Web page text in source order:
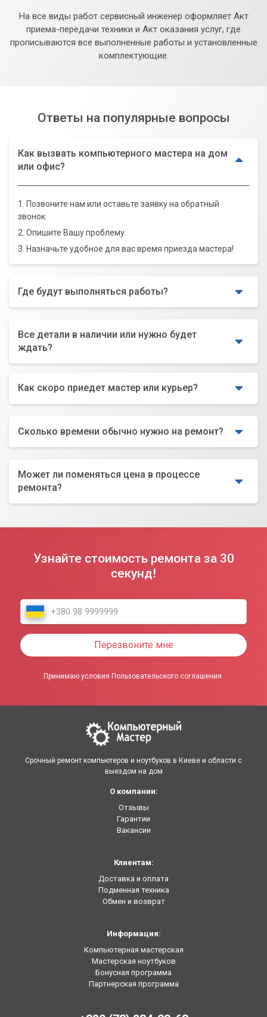
На все виды работ сервисный инженер оформляет Акт
приема-передачи техники и Акт оказания услуг, где
прописываются все выполненные работы и установленные
комплектующие.
Ответы на популярные вопросы
Как вызвать компьютерного мастера на дом
или офис?
1. Позвоните нам или оставьте заявку на обратный
звонок.
2. Опишите Вашу проблему.
3. Назначьте удобное для вас время приезда мастера!
Где будут выполняться работы?
Все детали в наличии или нужно будет
ждать?
Как скоро приедет мастер или курьер?
Сколько времени обычно нужно на ремонт?
Может ли поменяться цена в процессе
ремонта?
Узнайте стоимость ремонта за 30
секунд!
Перезвоните мне
Принимаю условия Пользовательского соглашения.
Срочный ремонт компьютеров и ноутбуков в Киеве и области с
выездом на дом
О компании:
Отзывы
Гарантии
Вакансии
Клиентам:
Доставка и оплата
Подменная техника
Обмен и возврат
Информация:
Компьютерная мастерская
Мастерская ноутбуков
Бонусная программа
Партнерская программа